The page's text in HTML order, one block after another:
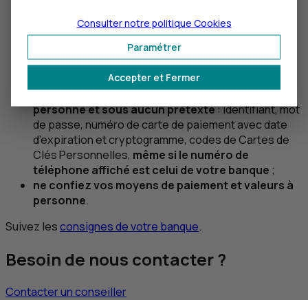
de votre espace client;
allez sur les sites internet par vos propres moyens.
N’utilisez jamais les liens contenus dans des e-
mails,SMSou publicités qui pourraient vous
rediriger vers des sites miroirs frauduleux
ne communiquez vos données bancaires à
personne et sous aucun prétexte: identifiant, mot
de passe, numéro de carte de paiement avec date
d’expiration et cryptogramme, codes de Cartes de
Clés Personnelles, même si le numéro de
téléphone affiché est celui de votre banque ;
ne confiez vos moyens de paiement et valeurs à
personne.
Suivez lesconsignes de votre banque.
Besoin de nous contacter ?
Contacter un conseiller
Accepter et Fermer
Paramétrer
Consulter notre politique Cookies